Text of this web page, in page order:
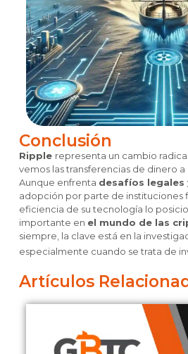
Conclusión
Ripple representa un cambio
vemos las transferencias de dinero a
Aunque enfrenta desafíos legales
adopción por parte de instituciones
eficiencia de su tecnología lo
importante en el mundo de las
siempre, la clave está en la
especialmente cuando se trata de
Artículos